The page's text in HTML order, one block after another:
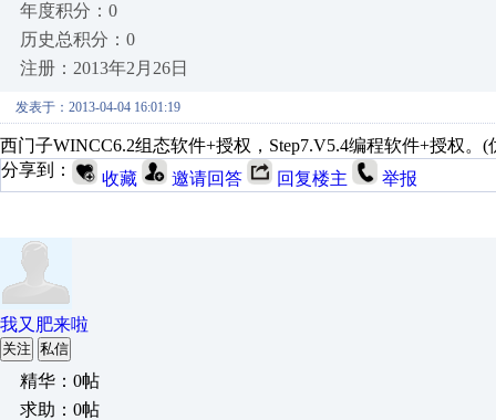
年度积分：0
历史总积分：0
注册：2013年2月26日
发表于：2013-04-04 16:01:19
西门子WINCC6.2组态软件+授权，Step7.V5.4编程软件+授权。(
分享到：
收藏 邀请回答 回复楼主 举报
我又肥来啦
关注 私信
精华：0帖
求助：0帖